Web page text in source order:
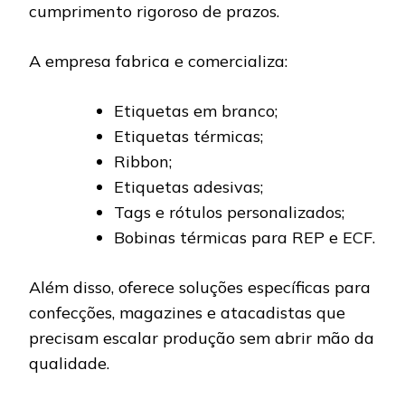
cumprimento rigoroso de prazos.
A empresa fabrica e comercializa:
Etiquetas em branco;
Etiquetas térmicas;
Ribbon;
Etiquetas adesivas;
Tags e rótulos personalizados;
Bobinas térmicas para REP e ECF.
Além disso, oferece soluções específicas para
confecções, magazines e atacadistas que
precisam escalar produção sem abrir mão da
qualidade.